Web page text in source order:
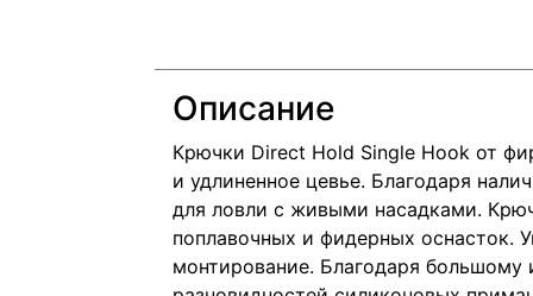
Описание
Крючки Direct Hold Single Hook от
и удлиненное цевье. Благодаря
для ловли с живыми насадками.
поплавочных и фидерных оснасток.
монтирование. Благодаря большому